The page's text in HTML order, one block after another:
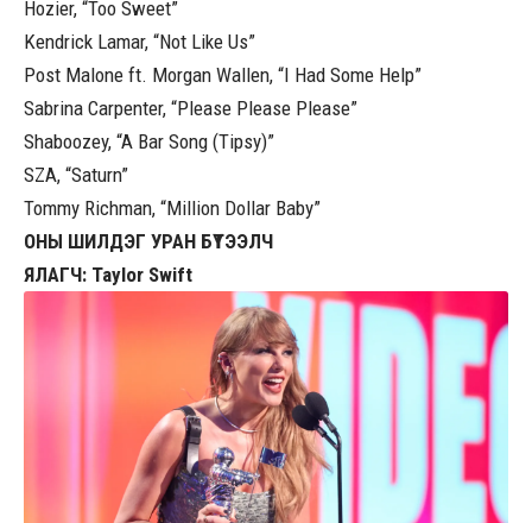
Hozier, “Too Sweet”
Kendrick Lamar, “Not Like Us”
Post Malone ft. Morgan Wallen, “I Had Some Help”
Sabrina Carpenter, “Please Please Please”
Shaboozey, “A Bar Song (Tipsy)”
SZA, “Saturn”
Tommy Richman, “Million Dollar Baby”
ОНЫ ШИЛДЭГ УРАН БҮТЭЭЛЧ
ЯЛАГЧ: Taylor Swift